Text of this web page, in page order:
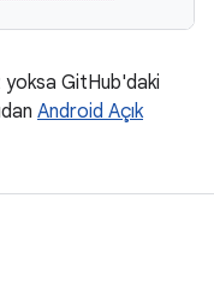
yoksa GitHub'daki
Android Açık